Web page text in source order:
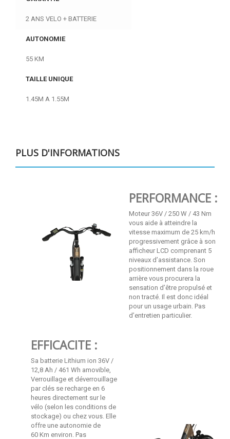
2 ANS VELO + BATTERIE
AUTONOMIE
55 KM
TAILLE UNIQUE
1.45M A 1.55M
PLUS D'INFORMATIONS
PERFORMANCE :
Moteur 36V / 250 W / 43 Nm
vous aide à atteindre la
vitesse maximum de 25 km/h
progressivement grâce à son
afficheur LCD comprenant 5
niveaux d’assistance. Son
positionnement dans la roue
arrière vous procurera la
sensation d’être propulsé et
non tracté. Il est donc idéal
pour un usage urbain. Pas
d’entretien particulier.
EFFICACITE :
Sa batterie Lithium ion 36V /
12,8 Ah / 461 Wh amovible,
Verrouillage et déverrouillage
par clés se recharge en 6
heures directement sur le
vélo (selon les conditions de
stockage) ou chez vous. Elle
offre une autonomie de
60 Km environ. Pas